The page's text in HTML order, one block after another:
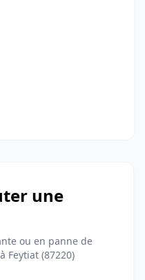
une
ou en panne de
Feytiat (87220)